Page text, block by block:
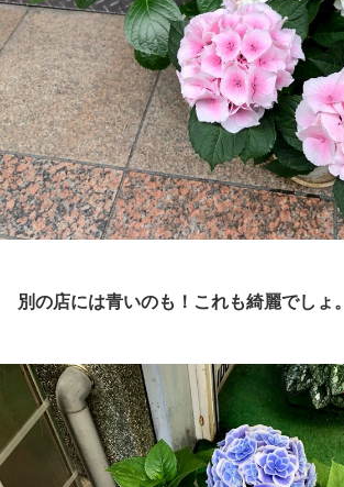
別の店には青いのも！これも綺麗でしょ。